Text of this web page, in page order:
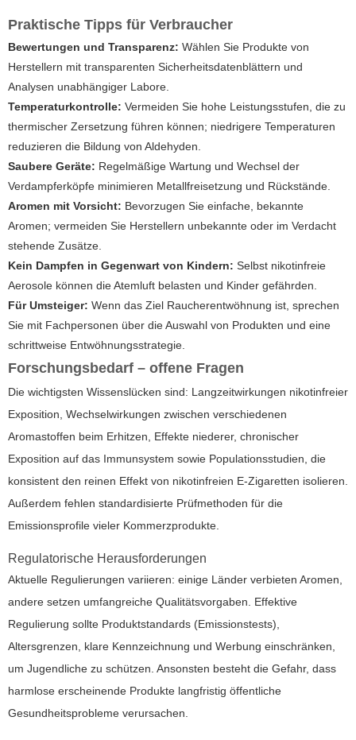
Praktische Tipps für Verbraucher
Bewertungen und Transparenz: Wählen Sie Produkte von
Herstellern mit transparenten Sicherheitsdatenblättern und
Analysen unabhängiger Labore.
Temperaturkontrolle: Vermeiden Sie hohe Leistungsstufen, die zu
thermischer Zersetzung führen können; niedrigere Temperaturen
reduzieren die Bildung von Aldehyden.
Saubere Geräte: Regelmäßige Wartung und Wechsel der
Verdampferköpfe minimieren Metallfreisetzung und Rückstände.
Aromen mit Vorsicht: Bevorzugen Sie einfache, bekannte
Aromen; vermeiden Sie Herstellern unbekannte oder im Verdacht
stehende Zusätze.
Kein Dampfen in Gegenwart von Kindern: Selbst nikotinfreie
Aerosole können die Atemluft belasten und Kinder gefährden.
Für Umsteiger: Wenn das Ziel Raucherentwöhnung ist, sprechen
Sie mit Fachpersonen über die Auswahl von Produkten und eine
schrittweise Entwöhnungsstrategie.
Forschungsbedarf – offene Fragen
Die wichtigsten Wissenslücken sind: Langzeitwirkungen nikotinfreier
Exposition, Wechselwirkungen zwischen verschiedenen
Aromastoffen beim Erhitzen, Effekte niederer, chronischer
Exposition auf das Immunsystem sowie Populationsstudien, die
konsistent den reinen Effekt von nikotinfreien E-Zigaretten isolieren.
Außerdem fehlen standardisierte Prüfmethoden für die
Emissionsprofile vieler Kommerzprodukte.
Regulatorische Herausforderungen
Aktuelle Regulierungen variieren: einige Länder verbieten Aromen,
andere setzen umfangreiche Qualitätsvorgaben. Effektive
Regulierung sollte Produktstandards (Emissionstests),
Altersgrenzen, klare Kennzeichnung und Werbung einschränken,
um Jugendliche zu schützen. Ansonsten besteht die Gefahr, dass
harmlose erscheinende Produkte langfristig öffentliche
Gesundheitsprobleme verursachen.